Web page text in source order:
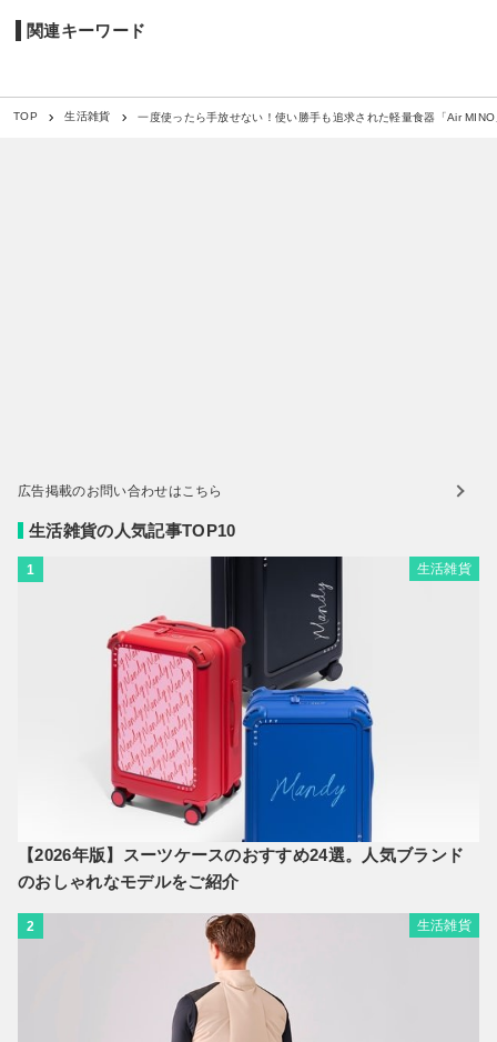
関連キーワード
TOP 生活雑貨 一度使ったら手放せない！使い勝手も追求された軽量食器「Air MINO
広告掲載のお問い合わせはこちら
生活雑貨の人気記事TOP10
1 生活雑貨
【2026年版】スーツケースのおすすめ24選。人気ブランド
のおしゃれなモデルをご紹介
2 生活雑貨